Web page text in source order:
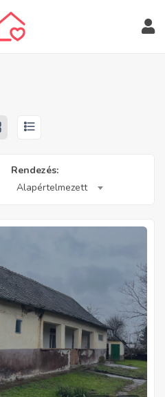
Rendezés:
Alapértelmezett